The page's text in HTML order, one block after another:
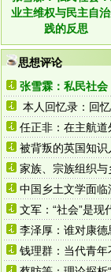
业主维权与民主自
践的反思
思想评论
张雪霖：私民社
本人回忆录：回
任正非：在主航
被背叛的英国知
家族、宗族组织与
中国乡土文学面临
文军：“社会”是现
李泽厚：谁对康
钱理群：当代青